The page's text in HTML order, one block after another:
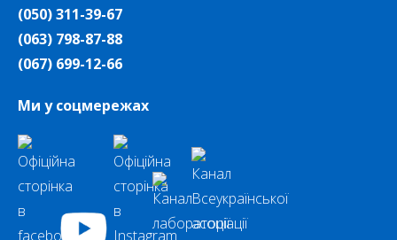
(050) 311-39-67
(063) 798-87-88
(067) 699-12-66
Ми у соцмережах